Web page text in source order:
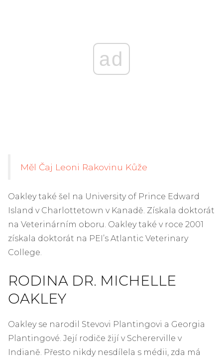
ad
Měl Čaj Leoni Rakovinu Kůže
Oakley také šel na University of Prince Edward
Island v Charlottetown v Kanadě. Získala doktorát
na Veterinárním oboru. Oakley také v roce 2001
získala doktorát na PEI’s Atlantic Veterinary
College.
RODINA DR. MICHELLE
OAKLEY
Oakley se narodil Stevovi Plantingovi a Georgia
Plantingové. Její rodiče žijí v Schererville v
Indianě. Přesto nikdy nesdílela s médii, zda má